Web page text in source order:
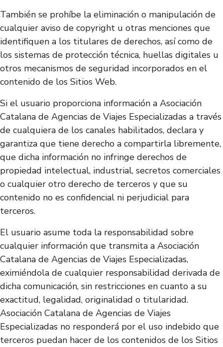
También se prohíbe la eliminación o manipulación de
cualquier aviso de copyright u otras menciones que
identifiquen a los titulares de derechos, así como de
los sistemas de protección técnica, huellas digitales u
otros mecanismos de seguridad incorporados en el
contenido de los Sitios Web.
Si el usuario proporciona información a Asociación
Catalana de Agencias de Viajes Especializadas a través
de cualquiera de los canales habilitados, declara y
garantiza que tiene derecho a compartirla libremente,
que dicha información no infringe derechos de
propiedad intelectual, industrial, secretos comerciales
o cualquier otro derecho de terceros y que su
contenido no es confidencial ni perjudicial para
terceros.
El usuario asume toda la responsabilidad sobre
cualquier información que transmita a Asociación
Catalana de Agencias de Viajes Especializadas,
eximiéndola de cualquier responsabilidad derivada de
dicha comunicación, sin restricciones en cuanto a su
exactitud, legalidad, originalidad o titularidad.
Asociación Catalana de Agencias de Viajes
Especializadas no responderá por el uso indebido que
terceros puedan hacer de los contenidos de los Sitios